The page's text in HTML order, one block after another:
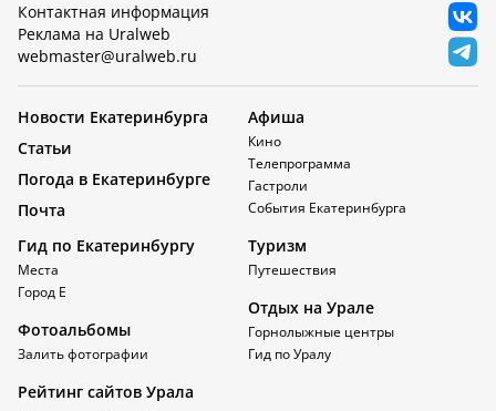
Контактная информация
Реклама на Uralweb
webmaster@uralweb.ru
Новости Екатеринбурга
Статьи
Погода в Екатеринбурге
Почта
Афиша
Кино
Телепрограмма
Гастроли
События Екатеринбурга
Гид по Екатеринбургу
Места
Город Е
Фотоальбомы
Залить фотографии
Туризм
Путешествия
Отдых на Урале
Горнолыжные центры
Гид по Уралу
Рейтинг сайтов Урала